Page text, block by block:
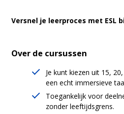
Versnel je leerproces met ESL
Over de cursussen
Je kunt kiezen uit 15,
een echt immersieve
Toegankelijk voor
zonder leeftijdsgrens.